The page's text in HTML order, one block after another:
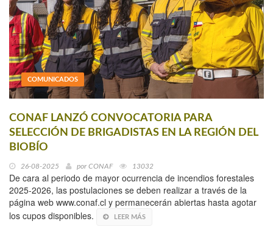
COMUNICADOS
CONAF LANZÓ CONVOCATORIA PARA
SELECCIÓN DE BRIGADISTAS EN LA REGIÓN DEL
BIOBÍO
26-08-2025 por CONAF 13032
De cara al periodo de mayor ocurrencia de incendios forestales
2025-2026, las postulaciones se deben realizar a través de la
página web www.conaf.cl y permanecerán abiertas hasta agotar
los cupos disponibles.
LEER MÁS